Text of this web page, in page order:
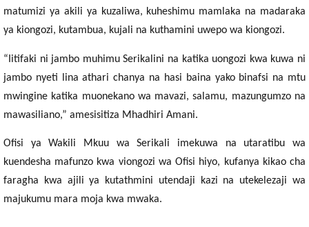
matumizi ya akili ya kuzaliwa, kuheshimu mamlaka na madaraka
ya kiongozi, kutambua, kujali na kuthamini uwepo wa kiongozi.
“Iitifaki ni jambo muhimu Serikalini na katika uongozi kwa kuwa ni
jambo nyeti lina athari chanya na hasi baina yako binafsi na mtu
mwingine katika muonekano wa mavazi, salamu, mazungumzo na
mawasiliano,” amesisitiza Mhadhiri Amani.
Ofisi ya Wakili Mkuu wa Serikali imekuwa na utaratibu wa
kuendesha mafunzo kwa viongozi wa Ofisi hiyo, kufanya kikao cha
faragha kwa ajili ya kutathmini utendaji kazi na utekelezaji wa
majukumu mara moja kwa mwaka.